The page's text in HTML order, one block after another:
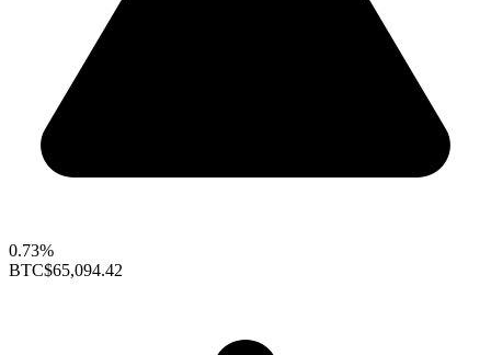
0.73%
BTC$65,094.42